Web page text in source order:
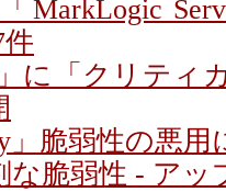
MarkLogic
に「クリティ
」脆弱性の悪用
な脆弱性 - ア